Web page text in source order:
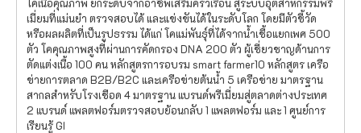
เมี่ยมที่แม่นยำ ตรวจสอบได้ และแข่งขันได้ในระดับโลก โดยมีตัวชี้วัด
หรือผลผลิตที่เป็นรูปธรรม ได้แก่ โคแม่พันธุ์ที่ได้จากน้ำเชื้อแยกเพศ 500
ตัว โคคุณภาพสูงที่ผ่านการคัดกรอง DNA 200 ตัว ผู้เชี่ยวชาญด้านการ
ตัดแต่งเนื้อ 100 คน หลักสูตรการอบรม smart farmer10 หลักสูตร เครือ
ข่ายการตลาด B2B/B2C และเครือข่ายต้นน้ำ 5 เครือข่าย มาตรฐาน
สากลสำหรับโรงเชือด 4 มาตรฐาน แบรนด์พรีเมี่ยมสู่ตลาดต่างประเทศ
2 แบรนด์ แพลตฟอร์มตรวจสอบย้อนกลับ 1 แพลตฟอร์ม และ 1 ศูนย์การ
เรียนรู้ GI